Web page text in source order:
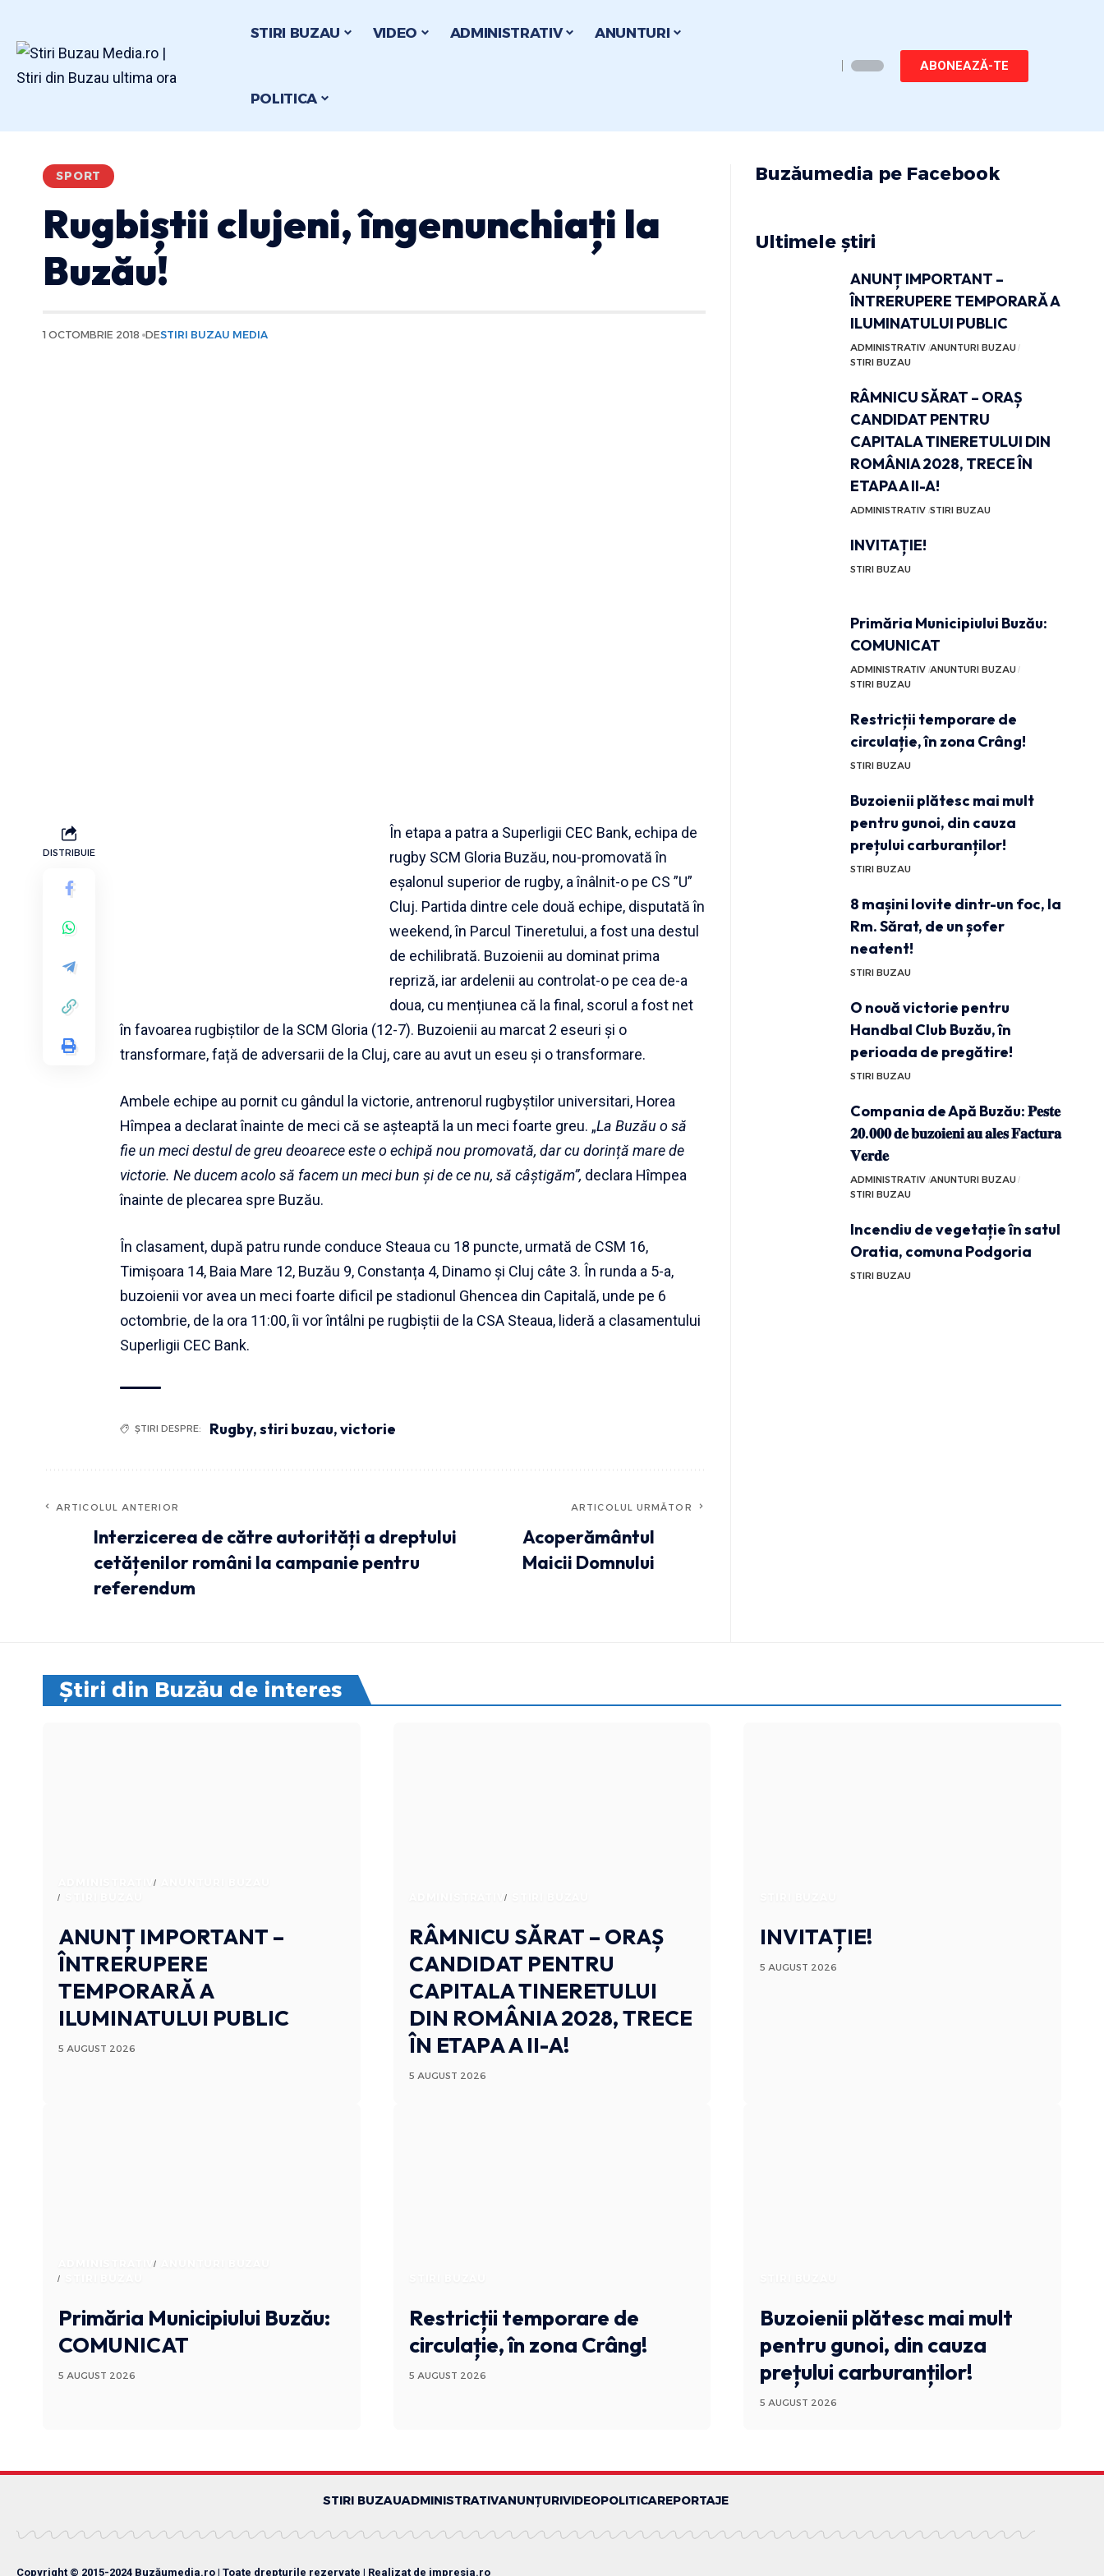
STIRI BUZAU VIDEO ADMINISTRATIV ANUNTURI
POLITICA
ABONEAZĂ-TE
SPORT
Rugbiștii clujeni, îngenunchiați la
Buzău!
1 OCTOMBRIE 2018 DESTIRI BUZAU MEDIA
DISTRIBUIE
În etapa a patra a Superligii CEC Bank, echipa de
rugby SCM Gloria Buzău, nou-promovată în
eșalonul superior de rugby, a înâlnit-o pe CS ”U”
Cluj. Partida dintre cele două echipe, disputată în
weekend, în Parcul Tineretului, a fost una destul
de echilibrată. Buzoienii au dominat prima
repriză, iar ardelenii au controlat-o pe cea de-a
doua, cu mențiunea că la final, scorul a fost net
în favoarea rugbiștilor de la SCM Gloria (12-7). Buzoienii au marcat 2 eseuri și o
transformare, față de adversarii de la Cluj, care au avut un eseu și o transformare.
Ambele echipe au pornit cu gândul la victorie, antrenorul rugbyștilor universitari, Horea
Hîmpea a declarat înainte de meci că se așteaptă la un meci foarte greu. „La Buzău o să
fie un meci destul de greu deoarece este o echipă nou promovată, dar cu dorință mare de
victorie. Ne ducem acolo să facem un meci bun și de ce nu, să câștigăm”, declara Hîmpea
înainte de plecarea spre Buzău.
În clasament, după patru runde conduce Steaua cu 18 puncte, urmată de CSM 16,
Timișoara 14, Baia Mare 12, Buzău 9, Constanța 4, Dinamo și Cluj câte 3. În runda a 5-a,
buzoienii vor avea un meci foarte dificil pe stadionul Ghencea din Capitală, unde pe 6
octombrie, de la ora 11:00, îi vor întâlni pe rugbiștii de la CSA Steaua, lideră a clasamentului
Superligii CEC Bank.
ȘTIRI DESPRE: Rugby,stiri buzau,victorie
ARTICOLUL ANTERIOR
Interzicerea de către autorități a dreptului
cetățenilor români la campanie pentru
referendum
ARTICOLUL URMĂTOR
Acoperământul
Maicii Domnului
Buzăumedia pe Facebook
Ultimele știri
ANUNȚ IMPORTANT –
ÎNTRERUPERE TEMPORARĂ A
ILUMINATULUI PUBLIC
ADMINISTRATIV ANUNTURI BUZAU
STIRI BUZAU
RÂMNICU SĂRAT – ORAȘ
CANDIDAT PENTRU
CAPITALA TINERETULUI DIN
ROMÂNIA 2028, TRECE ÎN
ETAPA A II-A!
ADMINISTRATIV STIRI BUZAU
INVITAȚIE!
STIRI BUZAU
Primăria Municipiului Buzău:
COMUNICAT
ADMINISTRATIV ANUNTURI BUZAU
STIRI BUZAU
Restricții temporare de
circulație, în zona Crâng!
STIRI BUZAU
Buzoienii plătesc mai mult
pentru gunoi, din cauza
prețului carburanților!
STIRI BUZAU
8 mașini lovite dintr-un foc, la
Rm. Sărat, de un șofer
neatent!
STIRI BUZAU
O nouă victorie pentru
Handbal Club Buzău, în
perioada de pregătire!
STIRI BUZAU
Compania de Apă Buzău: 𝐏𝐞𝐬𝐭𝐞
𝟐𝟎.𝟎𝟎𝟎 𝐝𝐞 𝐛𝐮𝐳𝐨𝐢𝐞𝐧𝐢 𝐚𝐮 𝐚𝐥𝐞𝐬 𝐅𝐚𝐜𝐭𝐮𝐫𝐚
𝐕𝐞𝐫𝐝𝐞
ADMINISTRATIV ANUNTURI BUZAU
STIRI BUZAU
Incendiu de vegetație în satul
Oratia, comuna Podgoria
STIRI BUZAU
Știri din Buzău de interes
ADMINISTRATIV
ANUNȚ IMPORTANT –
ÎNTRERUPERE
TEMPORARĂ A
ILUMINATULUI PUBLIC
5 AUGUST 2026
ADMINISTRATIV
RÂMNICU SĂRAT – ORAȘ
CANDIDAT PENTRU
CAPITALA TINERETULUI
DIN ROMÂNIA 2028, TRECE
ÎN ETAPA A II-A!
5 AUGUST 2026
INVITAȚIE!
5 AUGUST 2026
ADMINISTRATIV
Primăria Municipiului Buzău:
COMUNICAT
5 AUGUST 2026
Restricții temporare de
circulație, în zona Crâng!
5 AUGUST 2026
Buzoienii plătesc mai mult
pentru gunoi, din cauza
prețului carburanților!
5 AUGUST 2026
STIRI BUZAUADMINISTRATIVANUNȚURIVIDEOPOLITICAREPORTAJE
Copyright © 2015-2024 Buzăumedia.ro | Toate drepturile rezervate | Realizat de impresia.ro